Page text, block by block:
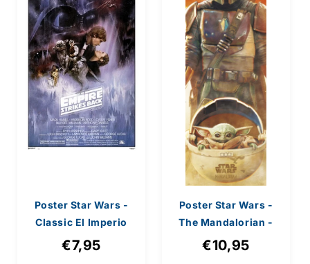
Poster Star Wars -
Classic El Imperio
Contra Ataca
61x91,5cm
€7,95
Poster Star Wars -
The Mandalorian -
53x158cm
€10,95